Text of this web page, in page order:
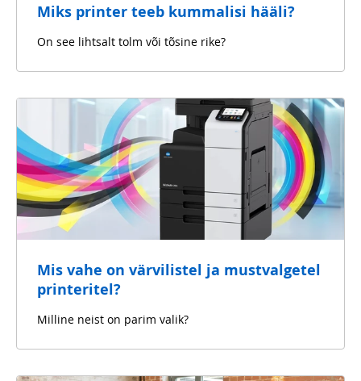
Miks printer teeb kummalisi hääli?
On see lihtsalt tolm või tõsine rike?
Mis vahe on värvilistel ja mustvalgetel
printeritel?
Milline neist on parim valik?